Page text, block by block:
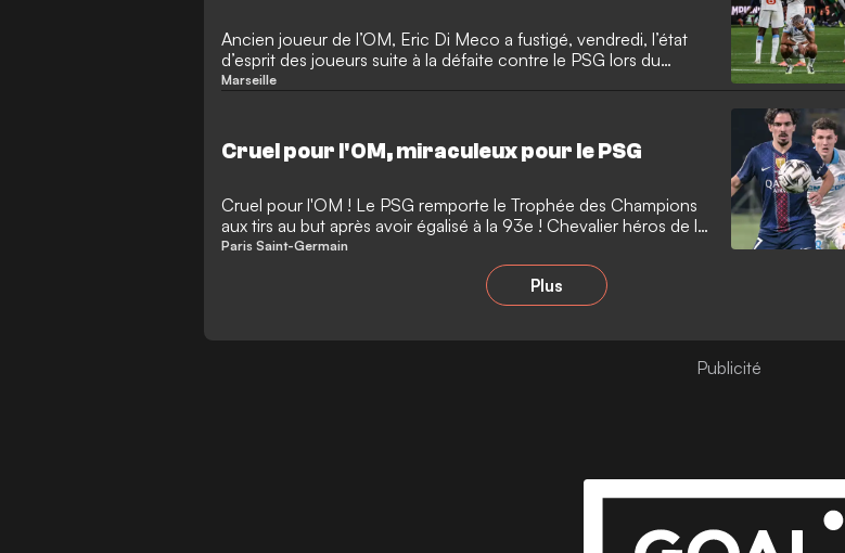
Ancien joueur de l’OM, Eric Di Meco a fustigé, vendredi, l’état
d’esprit des joueurs suite à la défaite contre le PSG lors du
Trophée des Champions.
Marseille
Cruel pour l'OM, miraculeux pour le PSG
Cruel pour l'OM ! Le PSG remporte le Trophée des Champions
aux tirs au but après avoir égalisé à la 93e ! Chevalier héros de la
séance. La disette continue pour Marseille.
Paris Saint-Germain
Plus
Publicité